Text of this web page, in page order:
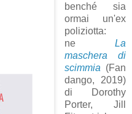
benché sia
ormai un'ex
poliziotta:
ne La
maschera di
scimmia (Fan
dango, 2019)
di Dorothy
Porter, Jill